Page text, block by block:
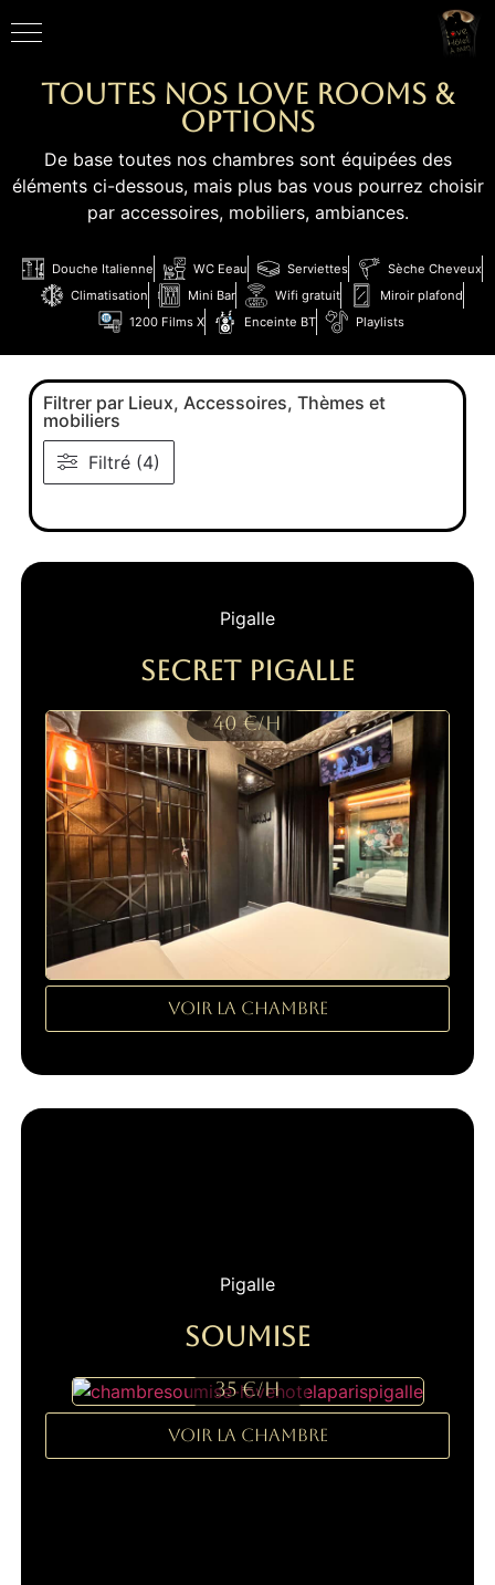
Toutes nos love rooms &
Options
De base toutes nos chambres sont équipées des
éléments ci-dessous, mais plus bas vous pourrez choisir
par accessoires, mobiliers, ambiances.
Douche Italienne WC Eeau Serviettes
Sèche Cheveux
Climatisation
Mini Bar Wifi gratuit
Miroir plafond
1200 Films X
Enceinte BT Playlists
Filtrer par Lieux, Accessoires, Thèmes et
mobiliers
Filtré (4)
Pigalle
Secret Pigalle
40 €/H
Voir la Chambre
Pigalle
Soumise
35 €/H
Voir la Chambre